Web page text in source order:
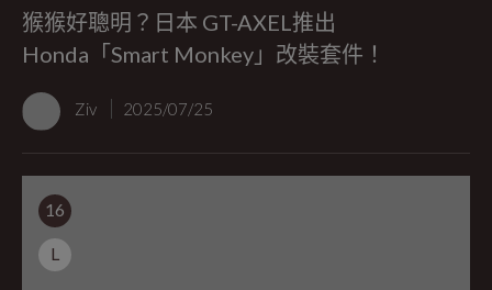
猴猴好聰明？日本 GT-AXEL推出
Honda「Smart Monkey」改裝套件！
Ziv 2025/07/25
16
L